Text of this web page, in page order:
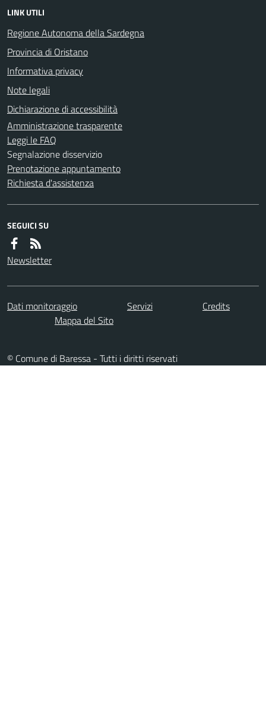
LINK UTILI
Regione Autonoma della Sardegna
Provincia di Oristano
Informativa privacy
Note legali
Dichiarazione di accessibilità
Amministrazione trasparente
Leggi le FAQ
Segnalazione disservizio
Prenotazione appuntamento
Richiesta d'assistenza
SEGUICI SU
Newsletter
Dati monitoraggio Servizi
Credits
Mappa del Sito
© Comune di Baressa - Tutti i diritti riservati